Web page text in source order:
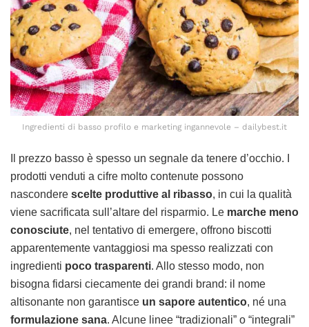
Ingredienti di basso profilo e marketing ingannevole – dailybest.it
Il prezzo basso è spesso un segnale da tenere d’occhio. I
prodotti venduti a cifre molto contenute possono
nascondere scelte produttive al ribasso, in cui la qualità
viene sacrificata sull’altare del risparmio. Le marche meno
conosciute, nel tentativo di emergere, offrono biscotti
apparentemente vantaggiosi ma spesso realizzati con
ingredienti poco trasparenti. Allo stesso modo, non
bisogna fidarsi ciecamente dei grandi brand: il nome
altisonante non garantisce un sapore autentico, né una
formulazione sana. Alcune linee “tradizionali” o “integrali”